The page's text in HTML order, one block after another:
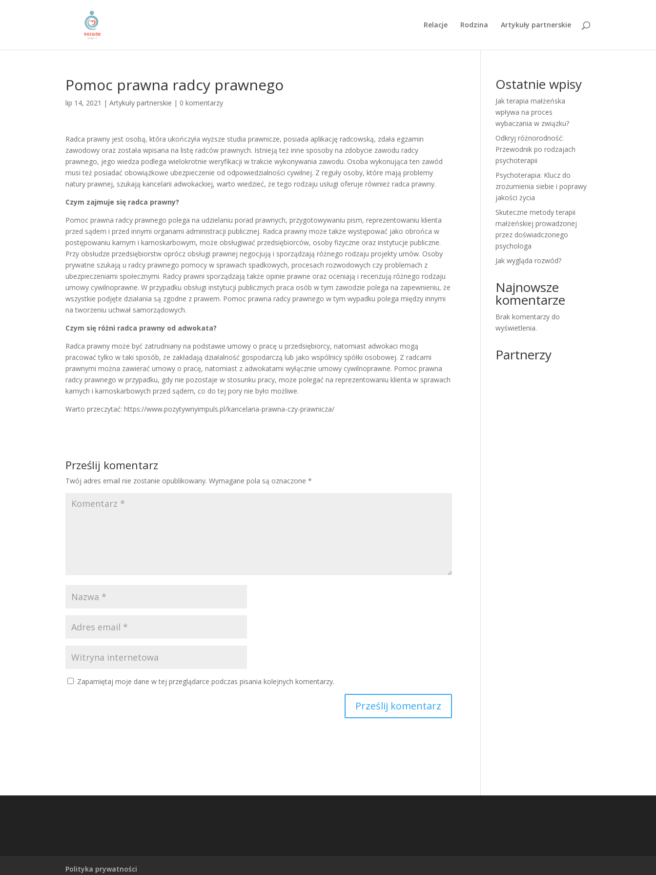
Relacje Rodzina Artykuły partnerskie
Pomoc prawna radcy prawnego
lip 14, 2021 |Artykuły partnerskie | 0 komentarzy
Radca prawny jest osobą, która ukończyła wyższe studia prawnicze, posiada aplikację radcowską, zdała egzamin
zawodowy oraz została wpisana na listę radców prawnych. Istnieją też inne sposoby na zdobycie zawodu radcy
prawnego, jego wiedza podlega wielokrotnie weryfikacji w trakcie wykonywania zawodu. Osoba wykonująca ten zawód
musi też posiadać obowiązkowe ubezpieczenie od odpowiedzialności cywilnej. Z reguły osoby, które mają problemy
natury prawnej, szukają kancelarii adwokackiej, warto wiedzieć, że tego rodzaju usługi oferuje również radca prawny.
Czym zajmuje się radca prawny?
Pomoc prawna radcy prawnego polega na udzielaniu porad prawnych, przygotowywaniu pism, reprezentowaniu klienta
przed sądem i przed innymi organami administracji publicznej. Radca prawny może także występować jako obrońca w
postępowaniu karnym i karnoskarbowym, może obsługiwać przedsiębiorców, osoby fizyczne oraz instytucje publiczne.
Przy obsłudze przedsiębiorstw oprócz obsługi prawnej negocjują i sporządzają różnego rodzaju projekty umów. Osoby
prywatne szukają u radcy prawnego pomocy w sprawach spadkowych, procesach rozwodowych czy problemach z
ubezpieczeniami społecznymi. Radcy prawni sporządzają także opinie prawne oraz oceniają i recenzują różnego rodzaju
umowy cywilnoprawne. W przypadku obsługi instytucji publicznych praca osób w tym zawodzie polega na zapewnieniu, że
wszystkie podjęte działania są zgodne z prawem. Pomoc prawna radcy prawnego w tym wypadku polega między innymi
na tworzeniu uchwał samorządowych.
Czym się różni radca prawny od adwokata?
Radca prawny może być zatrudniany na podstawie umowy o pracę u przedsiębiorcy, natomiast adwokaci mogą
pracować tylko w taki sposób, że zakładają działalność gospodarczą lub jako wspólnicy spółki osobowej. Z radcami
prawnymi można zawierać umowy o pracę, natomiast z adwokatami wyłącznie umowy cywilnoprawne. Pomoc prawna
radcy prawnego w przypadku, gdy nie pozostaje w stosunku pracy, może polegać na reprezentowaniu klienta w sprawach
karnych i karnoskarbowych przed sądem, co do tej pory nie było możliwe.
Warto przeczytać: https://www.pozytywnyimpuls.pl/kancelaria-prawna-czy-prawnicza/
Prześlij komentarz
Twój adres email nie zostanie opublikowany. Wymagane pola są oznaczone*
Zapamiętaj moje dane w tej przeglądarce podczas pisania kolejnych komentarzy.
Ostatnie wpisy
Jak terapia małżeńska
wpływa na proces
wybaczania w związku?
Odkryj różnorodność:
Przewodnik po rodzajach
psychoterapii
Psychoterapia: Klucz do
zrozumienia siebie i poprawy
jakości życia
Skuteczne metody terapii
małżeńskiej prowadzonej
przez doświadczonego
psychologa
Jak wygląda rozwód?
Najnowsze
komentarze
Brak komentarzy do
wyświetlenia.
Partnerzy
Polityka prywatności